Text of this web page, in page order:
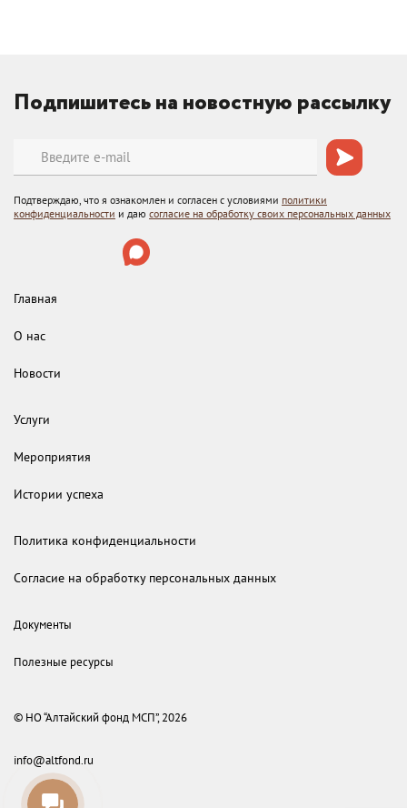
Подпишитесь на новостную рассылку
Подтверждаю, что я ознакомлен и согласен с условиями политики
конфиденциальности и даю согласие на обработку своих персональных данных
Главная
О нас
Новости
Услуги
Мероприятия
Истории успеха
Политика конфиденциальности
Согласие на обработку персональных данных
Документы
Полезные ресурсы
© НО “Алтайский фонд МСП”, 2026
info@altfond.ru